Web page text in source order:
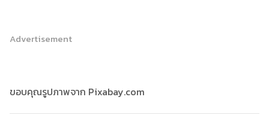
Advertisement
ขอบคุณรูปภาพจาก Pixabay.com